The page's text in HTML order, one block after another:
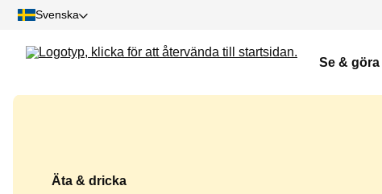
Svenska
Se & göra
Äta & dricka